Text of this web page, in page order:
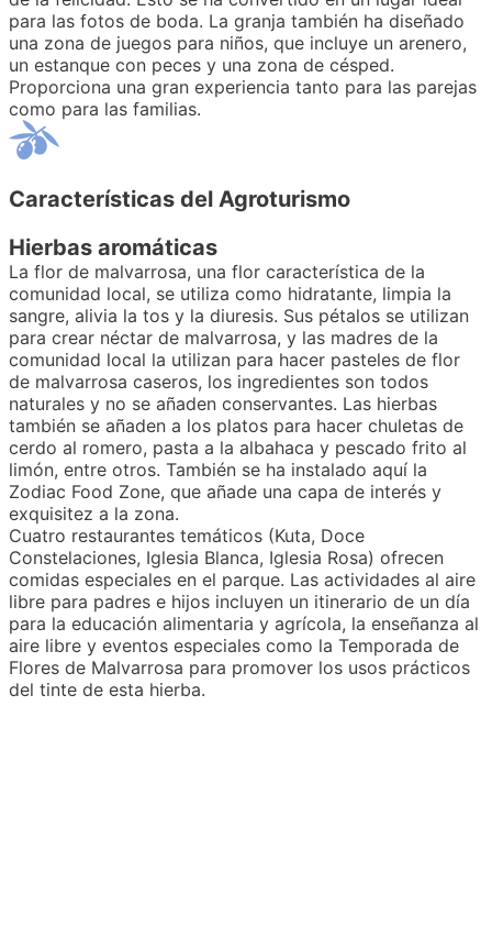
para las fotos de boda. La granja también ha diseñado
una zona de juegos para niños, que incluye un arenero,
un estanque con peces y una zona de césped.
Proporciona una gran experiencia tanto para las parejas
como para las familias.
Características del Agroturismo
Hierbas aromáticas
La flor de malvarrosa, una flor característica de la
comunidad local, se utiliza como hidratante, limpia la
sangre, alivia la tos y la diuresis. Sus pétalos se utilizan
para crear néctar de malvarrosa, y las madres de la
comunidad local la utilizan para hacer pasteles de flor
de malvarrosa caseros, los ingredientes son todos
naturales y no se añaden conservantes. Las hierbas
también se añaden a los platos para hacer chuletas de
cerdo al romero, pasta a la albahaca y pescado frito al
limón, entre otros. También se ha instalado aquí la
Zodiac Food Zone, que añade una capa de interés y
exquisitez a la zona.
Cuatro restaurantes temáticos (Kuta, Doce
Constelaciones, Iglesia Blanca, Iglesia Rosa) ofrecen
comidas especiales en el parque. Las actividades al aire
libre para padres e hijos incluyen un itinerario de un día
para la educación alimentaria y agrícola, la enseñanza al
aire libre y eventos especiales como la Temporada de
Flores de Malvarrosa para promover los usos prácticos
del tinte de esta hierba.